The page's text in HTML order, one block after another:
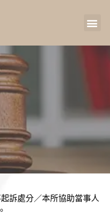
訴處分／本所協助當事人